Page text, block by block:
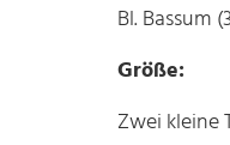
Bl. Bassum
Größe:
Zwei kleine